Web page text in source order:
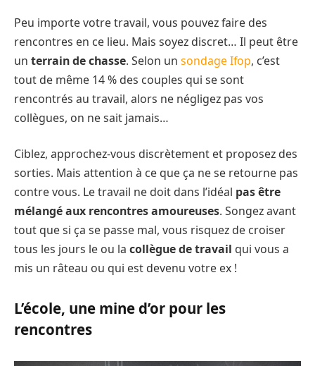
Peu importe votre travail, vous pouvez faire des
rencontres en ce lieu. Mais soyez discret… Il peut être
un terrain de chasse. Selon un sondage Ifop, c’est
tout de même 14 % des couples qui se sont
rencontrés au travail, alors ne négligez pas vos
collègues, on ne sait jamais…
Ciblez, approchez-vous discrètement et proposez des
sorties. Mais attention à ce que ça ne se retourne pas
contre vous. Le travail ne doit dans l’idéal pas être
mélangé aux rencontres amoureuses. Songez avant
tout que si ça se passe mal, vous risquez de croiser
tous les jours le ou la collègue de travail qui vous a
mis un râteau ou qui est devenu votre ex !
L’école, une mine d’or pour les
rencontres